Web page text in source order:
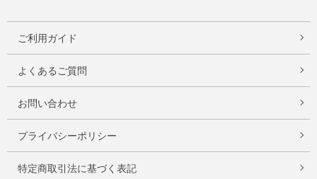
ご利用ガイド
よくあるご質問
お問い合わせ
プライバシーポリシー
特定商取引法に基づく表記